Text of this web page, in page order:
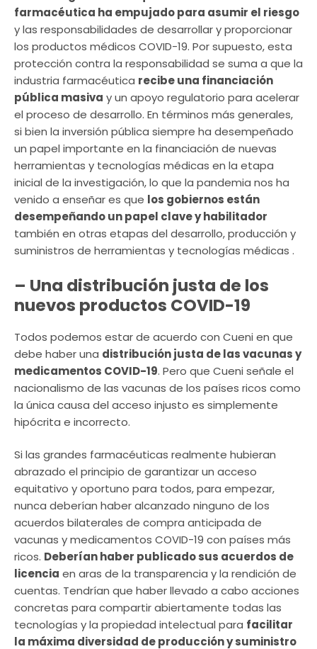
farmacéutica ha empujado para asumir el riesgo
y las responsabilidades de desarrollar y proporcionar
los productos médicos COVID-19. Por supuesto, esta
protección contra la responsabilidad se suma a que la
industria farmacéutica recibe una financiación
pública masiva y un apoyo regulatorio para acelerar
el proceso de desarrollo. En términos más generales,
si bien la inversión pública siempre ha desempeñado
un papel importante en la financiación de nuevas
herramientas y tecnologías médicas en la etapa
inicial de la investigación, lo que la pandemia nos ha
venido a enseñar es que los gobiernos están
desempeñando un papel clave y habilitador
también en otras etapas del desarrollo, producción y
suministros de herramientas y tecnologías médicas .
– Una distribución justa de los
nuevos productos COVID-19
Todos podemos estar de acuerdo con Cueni en que
debe haber una distribución justa de las vacunas y
medicamentos COVID-19. Pero que Cueni señale el
nacionalismo de las vacunas de los países ricos como
la única causa del acceso injusto es simplemente
hipócrita e incorrecto.
Si las grandes farmacéuticas realmente hubieran
abrazado el principio de garantizar un acceso
equitativo y oportuno para todos, para empezar,
nunca deberían haber alcanzado ninguno de los
acuerdos bilaterales de compra anticipada de
vacunas y medicamentos COVID-19 con países más
ricos. Deberían haber publicado sus acuerdos de
licencia en aras de la transparencia y la rendición de
cuentas. Tendrían que haber llevado a cabo acciones
concretas para compartir abiertamente todas las
tecnologías y la propiedad intelectual para facilitar
la máxima diversidad de producción y suministro